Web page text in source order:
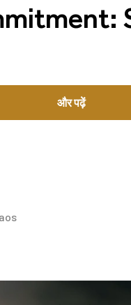
और पढ़ें